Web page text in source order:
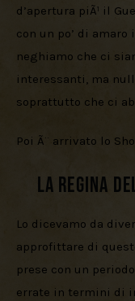
d’apertura piÃ¹ il
con un po’ di amaro
neghiamo che ci
interessanti, ma
soprattutto che ci
Poi Ã¨ arrivato lo
La regina
Lo dicevamo da
approfittare di
prese con un
errate in termini di